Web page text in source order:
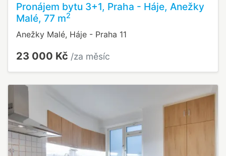
Pronájem bytu 3+1, Praha - Háje, Anežky
Malé, 77 m2
Anežky Malé, Háje - Praha 11
23 000 Kč /za měsíc